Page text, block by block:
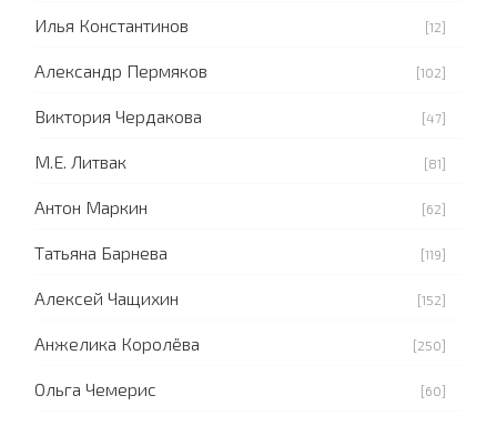
Илья Константинов [12]
Александр Пермяков [102]
Виктория Чердакова [47]
М.Е. Литвак [81]
Антон Маркин [62]
Татьяна Барнева [119]
Алексей Чащихин [152]
Анжелика Королёва [250]
Ольга Чемерис [60]